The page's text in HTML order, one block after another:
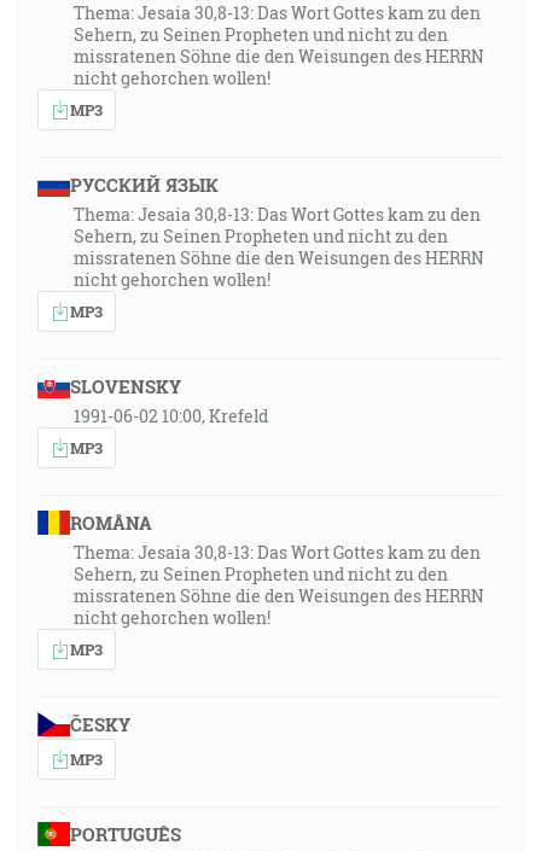
Thema: Jesaia 30,8-13: Das Wort Gottes kam zu den
Sehern, zu Seinen Propheten und nicht zu den
missratenen Söhne die den Weisungen des HERRN
nicht gehorchen wollen!
MP3
РУССКИЙ ЯЗЫК
Thema: Jesaia 30,8-13: Das Wort Gottes kam zu den
Sehern, zu Seinen Propheten und nicht zu den
missratenen Söhne die den Weisungen des HERRN
nicht gehorchen wollen!
MP3
SLOVENSKY
1991-06-02 10:00, Krefeld
MP3
ROMÂNA
Thema: Jesaia 30,8-13: Das Wort Gottes kam zu den
Sehern, zu Seinen Propheten und nicht zu den
missratenen Söhne die den Weisungen des HERRN
nicht gehorchen wollen!
MP3
ČESKY
MP3
PORTUGUÊS